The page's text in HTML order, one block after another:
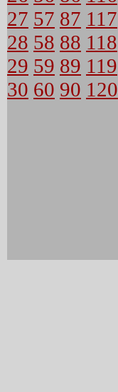
27 57 87 117
28 58 88 118
29 59 89 119
30 60 90 120